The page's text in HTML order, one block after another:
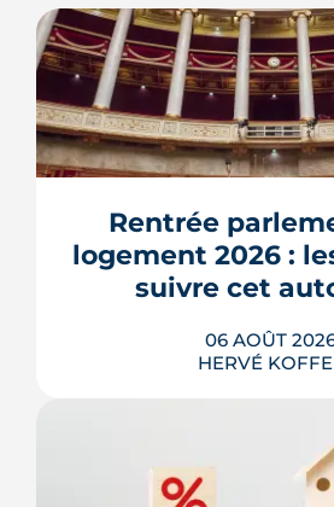
Rentrée
logement 2026 :
suivre cet
06 AOÛT
HERVÉ
Après un printemps